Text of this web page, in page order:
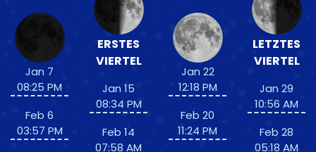
Jan 7
08:25 PM
Feb 6
03:57 PM
ERSTES
VIERTEL
Jan 15
08:34 PM
Feb 14
07:58 AM
Jan 22
12:18 PM
Feb 20
11:24 PM
LETZTES
VIERTEL
Jan 29
10:56 AM
Feb 28
05:18 AM